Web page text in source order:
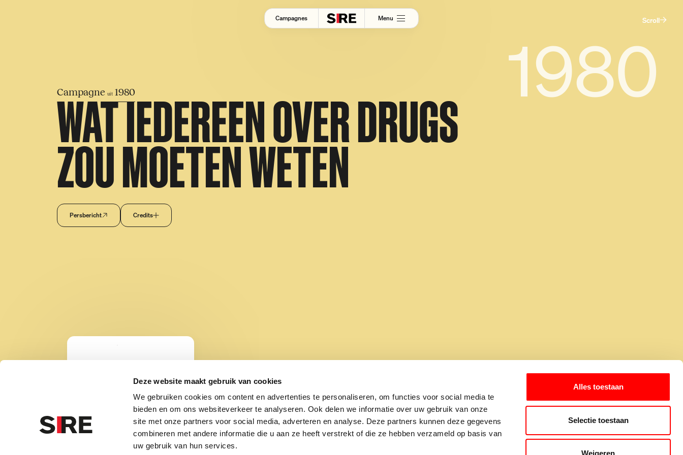
Deze website maakt gebruik van cookies
We gebruiken cookies om content en advertenties te personaliseren, om functies voor social media te
bieden en om ons websiteverkeer te analyseren. Ook delen we informatie over uw gebruik van onze
site met onze partners voor social media, adverteren en analyse. Deze partners kunnen deze gegevens
combineren met andere informatie die u aan ze heeft verstrekt of die ze hebben verzameld op basis van
uw gebruik van hun services.
Alles toestaan
Selectie toestaan
Weigeren
Campagnes Menu Scroll
Campagne uit 1980
WAT IEDEREEN OVER DRUGS
ZOU MOETEN WETEN
Persbericht Credits
1980
WAAROM DEZE CAMPAGNE
De Federatie van Instellingen voor Alcohol en Drugs (FZA)
een onderwerp?
Mail jouw suggestie!